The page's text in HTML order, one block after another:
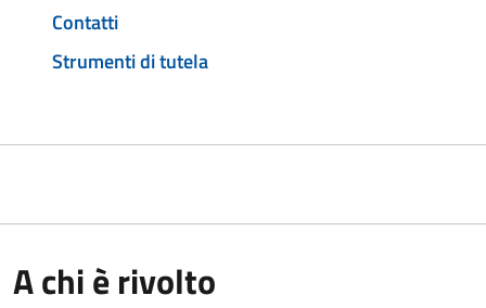
Contatti
Strumenti di tutela
A chi è rivolto